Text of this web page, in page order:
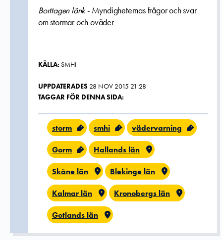
Borttagen länk - Myndigheternas frågor och svar
om stormar och oväder
KÄLLA: SMHI
UPPDATERADES 28 NOV 2015 21:28
TAGGAR FÖR DENNA SIDA:
storm smhi vädervarning
Gorm Hallands län
Skåne län Blekinge län
Kalmar län Kronobergs län
Gotlands län